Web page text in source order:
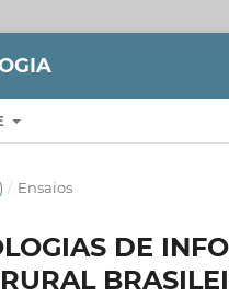
/ Ensaios
DE